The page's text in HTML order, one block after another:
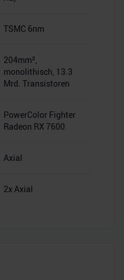
TSMC 6nm
204mm²,
monolithisch, 13.3
Mrd. Transistoren
PowerColor Fighter
Radeon RX 7600
Axial
2x Axial